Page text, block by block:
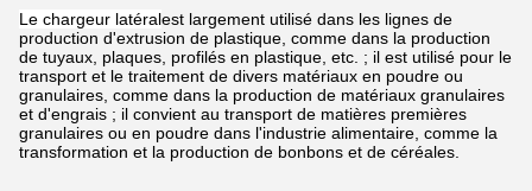
Le chargeur latéralest largement utilisé dans les lignes de
production d'extrusion de plastique, comme dans la production
de tuyaux, plaques, profilés en plastique, etc. ; il est utilisé pour le
transport et le traitement de divers matériaux en poudre ou
granulaires, comme dans la production de matériaux granulaires
et d'engrais ; il convient au transport de matières premières
granulaires ou en poudre dans l'industrie alimentaire, comme la
transformation et la production de bonbons et de céréales.